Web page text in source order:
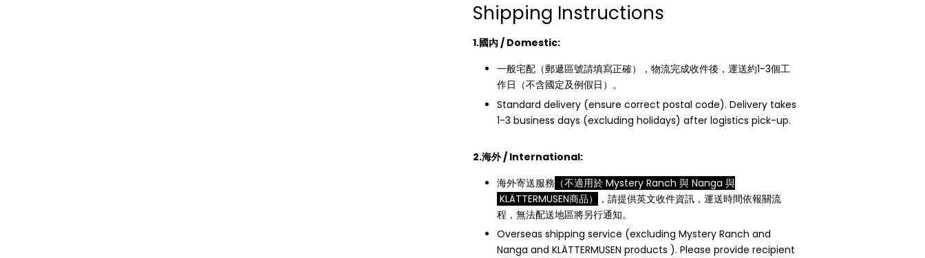
Shipping Instructions
1.國內 / Domestic:
一般宅配（郵遞區號請填寫正確），物流完成收件後，運送約1-3個工
作日（不含國定及例假日）。
Standard delivery (ensure correct postal code). Delivery takes
1-3 business days (excluding holidays) after logistics pick-up.
2.海外 / International:
海外寄送服務 （不適用於 Mystery Ranch 與 Nanga 與
KLÄTTERMUSEN商品）
，請提供英文收件資訊，運送時間依報關流
程，無法配送地區將另行通知。
Overseas shipping service (excluding Mystery Ranch and
Nanga and KLÄTTERMUSEN products ). Please provide recipient